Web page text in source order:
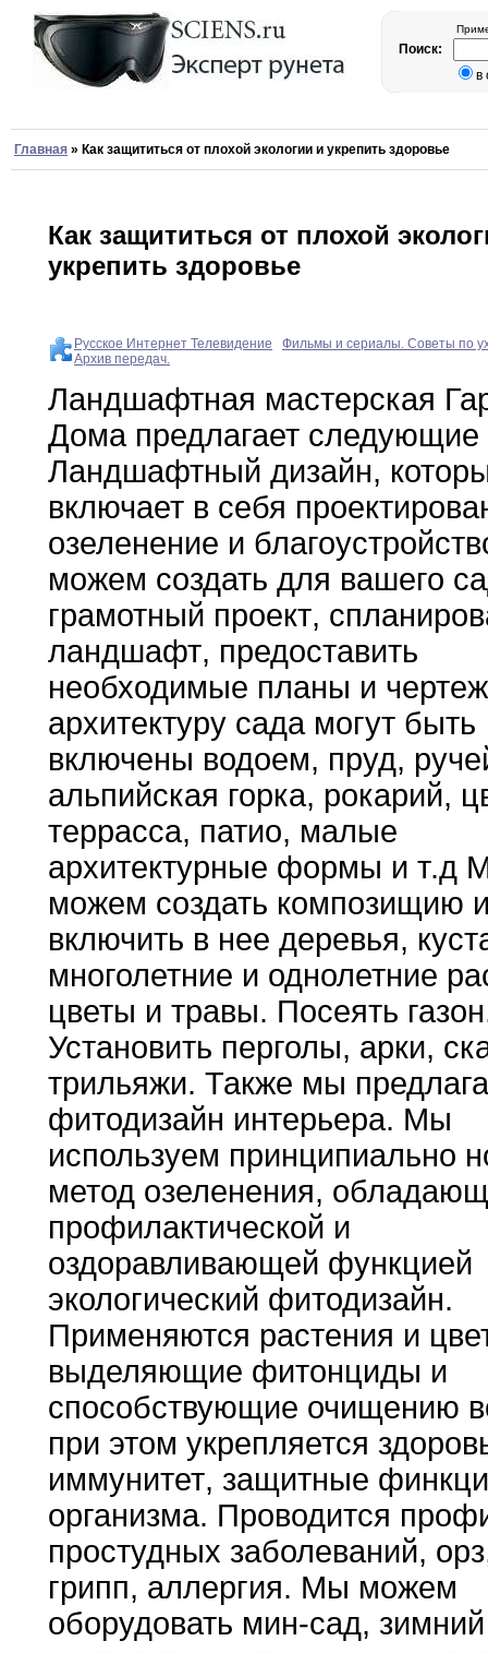
Поиск:
в
Главная » Как защититься от плохой экологии и укрепить здоровье
Как защититься от плохой
укрепить здоровье
Русское Интернет Телевидение
Фильмы и сериалы. Советы по
Архив передач.
Ландшафтная мастерская
Дома предлагает следующие
Ландшафтный дизайн,
включает в себя
озеленение и
можем создать для вашего
грамотный проект,
ландшафт, предоставить
необходимые планы и
архитектуру сада могут быть
включены водоем, пруд,
альпийская горка, рокарий,
террасса, патио, малые
архитектурные формы и т.д
можем создать композищию
включить в нее деревья,
многолетние и однолетние
цветы и травы. Посеять газон
Установить перголы, арки,
трильяжи. Также мы
фитодизайн интерьера. Мы
используем принципиально
метод озеленения,
профилактической и
оздоравливающей функцией
экологический фитодизайн.
Применяются растения и
выделяющие фитонциды и
способствующие очищению
при этом укрепляется
иммунитет, защитные
организма. Проводится
простудных заболеваний, орз
грипп, аллергия. Мы можем
оборудовать мин-сад,